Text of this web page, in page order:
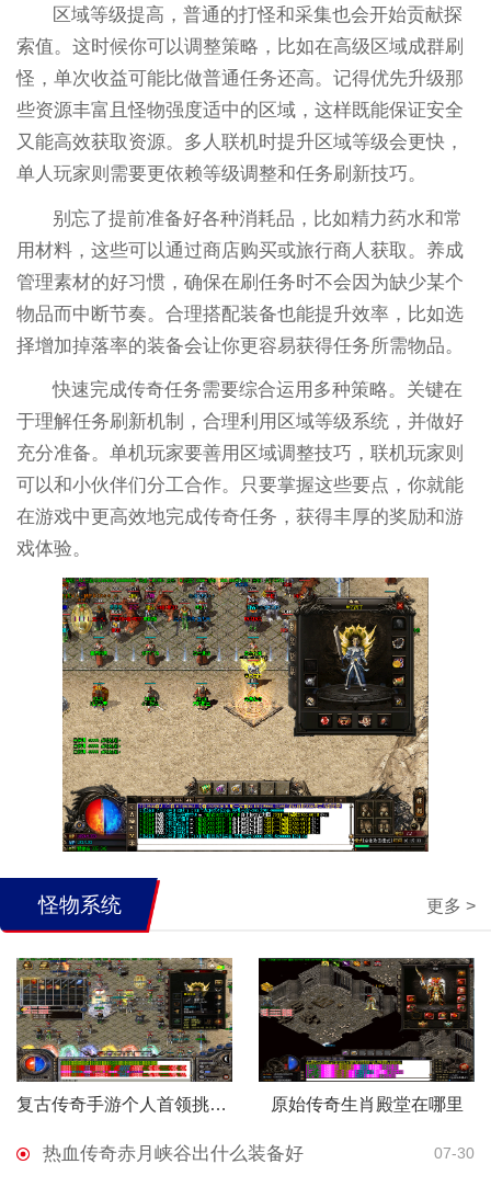
区域等级提高，普通的打怪和采集也会开始贡献探
索值。这时候你可以调整策略，比如在高级区域成群刷
怪，单次收益可能比做普通任务还高。记得优先升级那
些资源丰富且怪物强度适中的区域，这样既能保证安全
又能高效获取资源。多人联机时提升区域等级会更快，
单人玩家则需要更依赖等级调整和任务刷新技巧。
别忘了提前准备好各种消耗品，比如精力药水和常
用材料，这些可以通过商店购买或旅行商人获取。养成
管理素材的好习惯，确保在刷任务时不会因为缺少某个
物品而中断节奏。合理搭配装备也能提升效率，比如选
择增加掉落率的装备会让你更容易获得任务所需物品。
快速完成传奇任务需要综合运用多种策略。关键在
于理解任务刷新机制，合理利用区域等级系统，并做好
充分准备。单机玩家要善用区域调整技巧，联机玩家则
可以和小伙伴们分工合作。只要掌握这些要点，你就能
在游戏中更高效地完成传奇任务，获得丰厚的奖励和游
戏体验。
怪物系统 更多 >
复古传奇手游个人首领挑战怎么打 原始传奇生肖殿堂在哪里
热血传奇赤月峡谷出什么装备好 07-30